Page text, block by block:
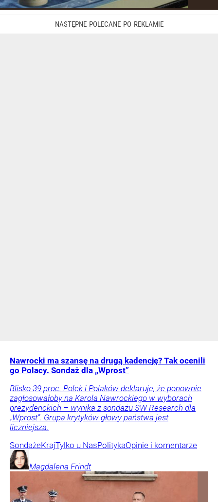
Nawrocki ma szansę na drugą kadencję? Tak ocenili
go Polacy. Sondaż dla „Wprost”
Blisko 39 proc. Polek i Polaków deklaruje, że ponownie
zagłosowałoby na Karola Nawrockiego w wyborach
prezydenckich – wynika z sondażu SW Research dla
„Wprost”. Grupa krytyków głowy państwa jest
liczniejsza.
SondażeKrajTylko u NasPolitykaOpinie i komentarze
Magdalena Frindt